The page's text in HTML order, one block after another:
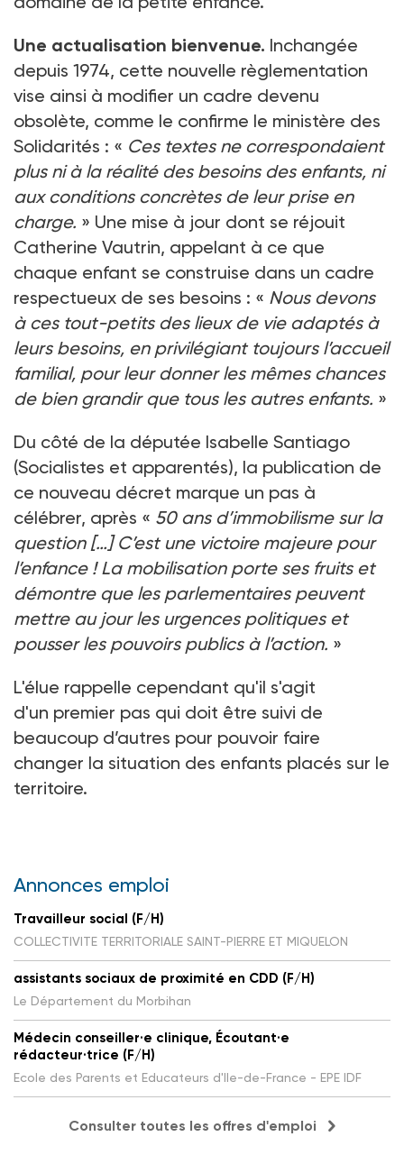
Une actualisation bienvenue. Inchangée
depuis 1974, cette nouvelle règlementation
vise ainsi à modifier un cadre devenu
obsolète, comme le confirme le ministère des
Solidarités : « Ces textes ne correspondaient
plus ni à la réalité des besoins des enfants, ni
aux conditions concrètes de leur prise en
charge. » Une mise à jour dont se réjouit
Catherine Vautrin, appelant à ce que
chaque enfant se construise dans un cadre
respectueux de ses besoins : « Nous devons
à ces tout-petits des lieux de vie adaptés à
leurs besoins, en privilégiant toujours l’accueil
familial, pour leur donner les mêmes chances
de bien grandir que tous les autres enfants. »
Du côté de la députée Isabelle Santiago
(Socialistes et apparentés), la publication de
ce nouveau décret marque un pas à
célébrer, après « 50 ans d’immobilisme sur la
question […] C’est une victoire majeure pour
l’enfance ! La mobilisation porte ses fruits et
démontre que les parlementaires peuvent
mettre au jour les urgences politiques et
pousser les pouvoirs publics à l’action. »
L'élue rappelle cependant qu'il s'agit
d'un premier pas qui doit être suivi de
beaucoup d’autres pour pouvoir faire
changer la situation des enfants placés sur le
territoire.
Annonces emploi
Travailleur social (F/H)
COLLECTIVITE TERRITORIALE SAINT-PIERRE ET MIQUELON
assistants sociaux de proximité en CDD (F/H)
Le Département du Morbihan
Médecin conseiller·e clinique, Écoutant·e
rédacteur·trice (F/H)
Ecole des Parents et Educateurs d'Ile-de-France - EPE IDF
Consulter toutes les offres d'emploi